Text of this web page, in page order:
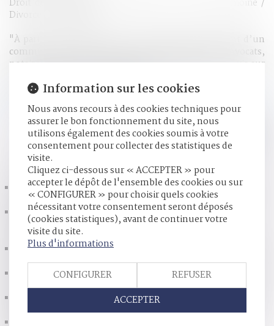
Droit de la famille, des personnes et de leur patrimoine /
Divorce et séparation
"À partir du 1er janvier 2017, les époux qui divorcent d’un
commun accord ne passeront plus devant le juge. Avocats,
notaires, magistrats et divorcés nous donnent leur avis sur
Lire l'article complet - Quand les époux divorcent sans
juge - Le particulier - Janv 2017
HISTORIQUE
Les mineurs qui voyagent devront de nouveau avoir une
autorisation de sortie du territoire - Le Figaro
Le cabinet sera présent aux Etats Généraux du droit de la
famille et du patrimoine à PARIS les 26-27 janvier
prochain
Notre simulateur de calcul d'une pension alimentaire est à
jour pour 2017 - Enfants - Le Particulier
Pension de réversion : un plafond de ressources à 20 301 €
par an | Dossier Familial
Divorce : les pensions alimentaires sont mieux garanties |
Dossier Familial
Information sur les cookies
Nous avons recours à des cookies techniques pour
assurer le bon fonctionnement du site, nous
utilisons également des cookies soumis à votre
consentement pour collecter des statistiques de
visite.
Cliquez ci-dessous sur « ACCEPTER » pour
accepter le dépôt de l'ensemble des cookies ou sur
« CONFIGURER » pour choisir quels cookies
nécessitant votre consentement seront déposés
(cookies statistiques), avant de continuer votre
visite du site.
Plus d'informations
CONFIGURER
REFUSER
ACCEPTER